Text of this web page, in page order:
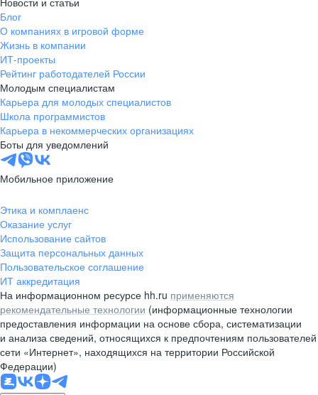
Блог
О компаниях в игровой форме
Жизнь в компании
ИТ-проекты
Рейтинг работодателей России
Молодым специалистам
Карьера для молодых специалистов
Школа программистов
Карьера в некоммерческих организациях
Боты для уведомлений
Мобильное приложение
Этика и комплаенс
Оказание услуг
Использование сайтов
Защита персональных данных
Пользовательское соглашение
ИТ аккредитация
На информационном ресурсе hh.ru применяются
рекомендательные технологии (информационные технологии
предоставления информации на основе сбора, систематизации
и анализа сведений, относящихся к предпочтениям пользователей
сети «Интернет», находящихся на территории Российской
Федерации)